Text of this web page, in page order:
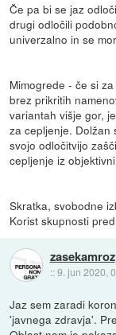
Če pa bi se jaz
drugi odločili
univerzalno in se
Mimogrede - če si
brez prikritih
variantah višje gor,
za cepljenje. Dolžan
svojo odločitvijo
cepljenje iz
Skratka, svobodne
Korist skupnosti
zasekamroz
::9. jun 2020,
Jaz sem zaradi
'javnega zdravja'.